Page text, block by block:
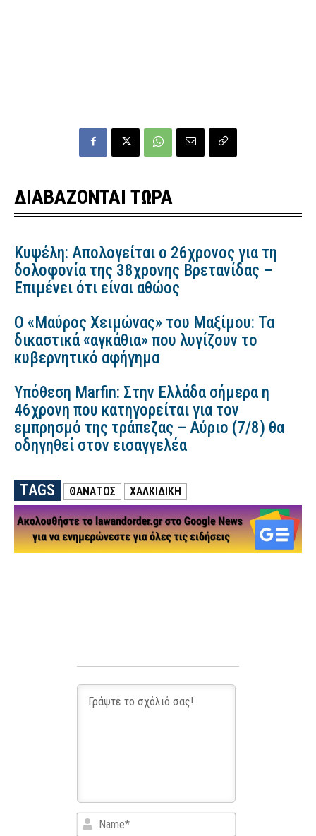
ΔΙΑΒΑΖΟΝΤΑΙ ΤΩΡΑ
Κυψέλη: Απολογείται ο 26χρονος για τη
δολοφονία της 38χρονης Βρετανίδας –
Επιμένει ότι είναι αθώος
Ο «Μαύρος Χειμώνας» του Μαξίμου: Τα
δικαστικά «αγκάθια» που λυγίζουν το
κυβερνητικό αφήγημα
Υπόθεση Marfin: Στην Ελλάδα σήμερα η
46χρονη που κατηγορείται για τον
εμπρησμό της τράπεζας – Αύριο (7/8) θα
οδηγηθεί στον εισαγγελέα
TAGS ΘΑΝΑΤΟΣ ΧΑΛΚΙΔΙΚΗ
Name*